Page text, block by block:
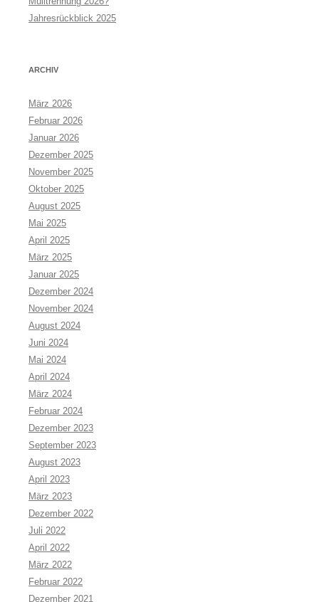
Jahresrückblick 2025
ARCHIV
März 2026
Februar 2026
Januar 2026
Dezember 2025
November 2025
Oktober 2025
August 2025
Mai 2025
April 2025
März 2025
Januar 2025
Dezember 2024
November 2024
August 2024
Juni 2024
Mai 2024
April 2024
März 2024
Februar 2024
Dezember 2023
September 2023
August 2023
April 2023
März 2023
Dezember 2022
Juli 2022
April 2022
März 2022
Februar 2022
Dezember 2021